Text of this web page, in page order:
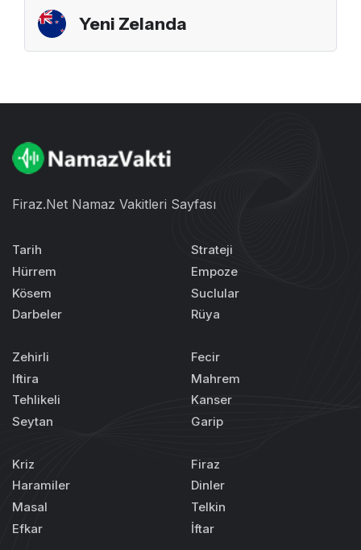
Yeni Zelanda
Firaz.Net Namaz Vakitleri Sayfası
Tarih
Hürrem
Kösem
Darbeler
Strateji
Empoze
Suclular
Rüya
Zehirli
Iftira
Tehlikeli
Seytan
Fecir
Mahrem
Kanser
Garip
Kriz
Haramiler
Masal
Efkar
Firaz
Dinler
Telkin
İftar